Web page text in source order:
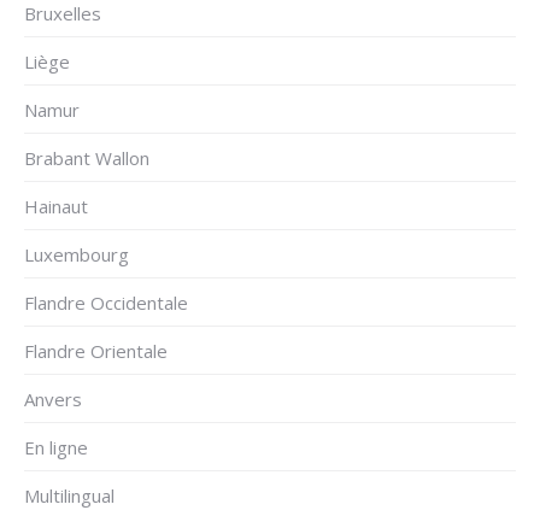
Bruxelles
Liège
Namur
Brabant Wallon
Hainaut
Luxembourg
Flandre Occidentale
Flandre Orientale
Anvers
En ligne
Multilingual